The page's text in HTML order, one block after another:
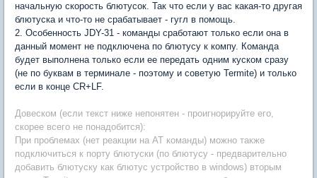
начальную скорость блютусок. Так что если у вас какая-то другая
блютуска и что-то не срабатывает - гугл в помощь.
2. Особенность JDY-31 - команды сработают только если она в
данный момент не подключена по блютусу к компу. Команда
будет выполнена только если ее передать одним куском сразу
(не по буквам в терминале - поэтому и советую Termite) и только
если в конце CR+LF.
Довеском (если текст ниже непонятен - проигнорируйте его,
скорее всего не понадобится):
При проблемах (нет реакции на AT команды) можно также
подключиться к порту блютуски (по блютусу - предварительно
добавить блютуску как блютус устройство в windows) вторым